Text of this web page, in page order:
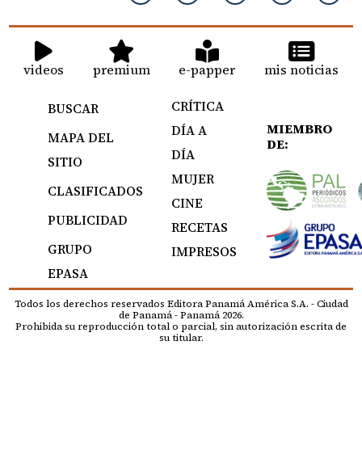
videos premium e-papper mis noticias
BUSCAR
MAPA DEL
SITIO
CLASIFICADOS
PUBLICIDAD
GRUPO
EPASA
CRÍTICA
DÍA A
DÍA
MUJER
CINE
RECETAS
IMPRESOS
MIEMBRO
DE:
Todos los derechos reservados Editora Panamá América S.A. - Ciudad
de Panamá - Panamá 2026.
Prohibida su reproducción total o parcial, sin autorización escrita de
su titular.